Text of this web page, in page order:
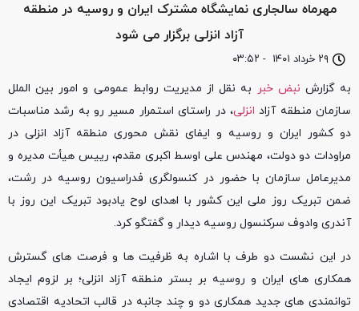
۲۹ خرداد ۱۴۰۱ - ۰۳:۵۲
مهرماه سالجاری نمایشگاه مشترک ایران و روسیه در منطقه
آزاد انزلی برگزار می شود
به گزارش نبض خبر به نقل از مدیریت روابط عمومی و امور بین الملل
سازمان منطقه آزاد انزلی، در راستای استمرار مسیر رو به رشد مناسبات
دو کشور ایران و روسیه و ایفای نقش محوری منطقه آزاد انزلی در
مراودات دو دولت، مهندس علی اوسط اکبری مقدم، رییس هیأت مدیره و
مدیرعامل سازمان با حضور در کنسولگری فدراسیون روسیه در رشت،
ضمن تبریک روز ملی این کشور با اهدای لوح یادبود تبریک این روز با
آندری وادوف سرکنسول روسیه دیدار و گفتگو کرد.
در این نشست دو طرف با اشاره به ظرفیت ها و فرصت های گسترش
همکاری های ایران و روسیه بر بستر منطقه آزاد انزلی؛ بر لزوم ایجاد
توانمندی های جدید همکاری دو و چند جانبه در قالب اتحادیه اقتصادی